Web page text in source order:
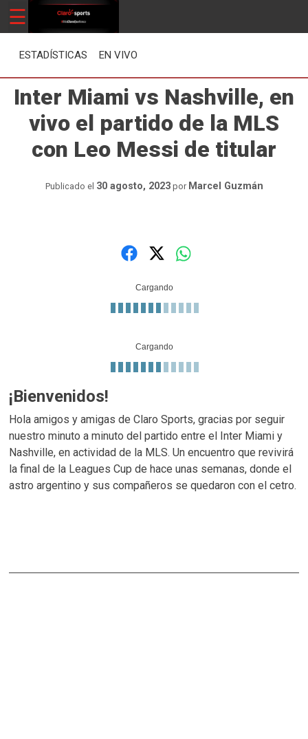
Skip
☰
ClaroSports
Más Claro que nunca
ESTADÍSTICAS EN VIVO
Inter Miami vs Nashville, en
vivo el partido de la MLS
con Leo Messi de titular
Publicado el 30 agosto, 2023por Marcel Guzmán
Cargando
Cargando
¡Bienvenidos!
Hola amigos y amigas de Claro Sports, gracias por seguir
nuestro minuto a minuto del partido entre el Inter Miami y
Nashville, en actividad de la MLS. Un encuentro que revivirá
la final de la Leagues Cup de hace unas semanas, donde el
astro argentino y sus compañeros se quedaron con el cetro.